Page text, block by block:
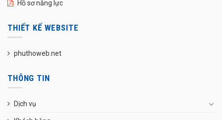
Hồ sơ năng lực
THIẾT KẾ WEBSITE
phuthoweb.net
THÔNG TIN
Dịch vụ